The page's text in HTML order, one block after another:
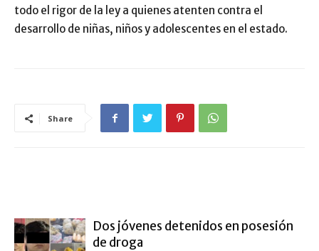
todo el rigor de la ley a quienes atenten contra el
desarrollo de niñas, niños y adolescentes en el estado.
Share
Dos jóvenes detenidos en posesión
de droga